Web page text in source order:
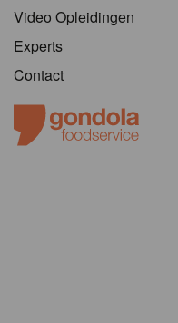
Video Opleidingen
Experts
Contact